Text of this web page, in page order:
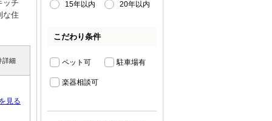
ッチ
な住
詳細
見る
15年以内 20年以内
こだわり条件
ペット可 駐車場有
楽器相談可